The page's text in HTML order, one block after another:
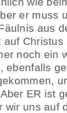
er muss
aus
noch ein
ER ist
wir uns auf